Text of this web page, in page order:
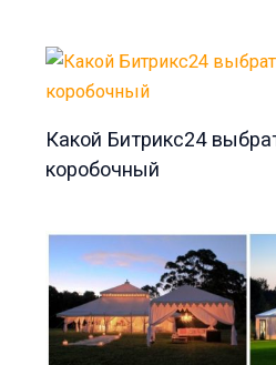
Какой Битрикс24
коробочный